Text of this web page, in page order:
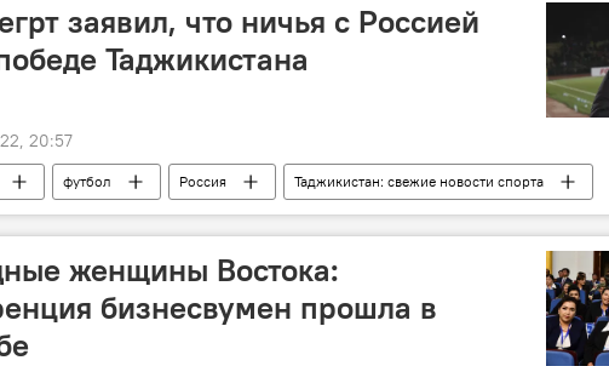
заявил, что ничья с Россией
Таджикистана
20:57
футбол Россия
Таджикистан: свежие новости спорта
последние новости
женщины Востока:
бизнесвумен прошла в